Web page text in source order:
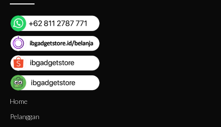
Home
Pelanggan